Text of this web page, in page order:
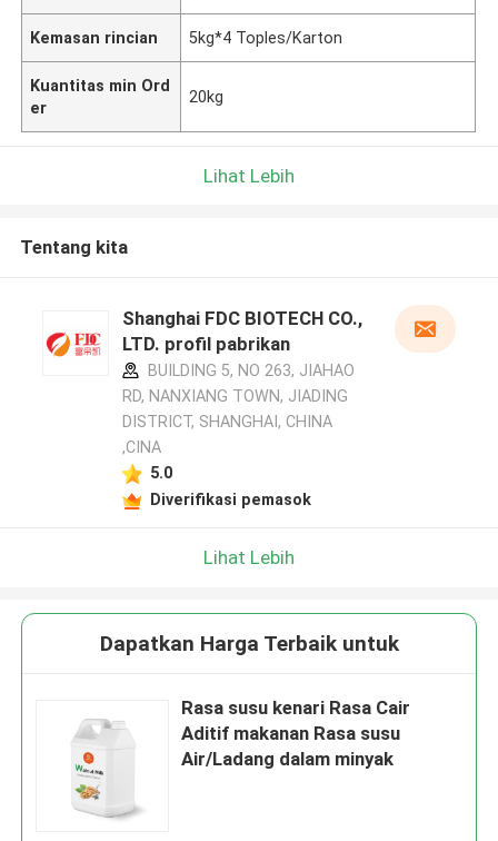
Kemasan rincian 5kg*4 Toples/Karton
Kuantitas min Ord
er
20kg
Lihat Lebih
Tentang kita
Shanghai FDC BIOTECH CO.,
LTD. profil pabrikan
BUILDING 5, NO 263, JIAHAO
RD, NANXIANG TOWN, JIADING
DISTRICT, SHANGHAI, CHINA
,CINA
5.0
Diverifikasi pemasok
Lihat Lebih
Dapatkan Harga Terbaik untuk
Rasa susu kenari Rasa Cair
Aditif makanan Rasa susu
Air/Ladang dalam minyak